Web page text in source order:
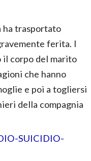
ha trasportato
ferita. I
corpo del marito
che hanno
e poi a togliersi
della compagnia